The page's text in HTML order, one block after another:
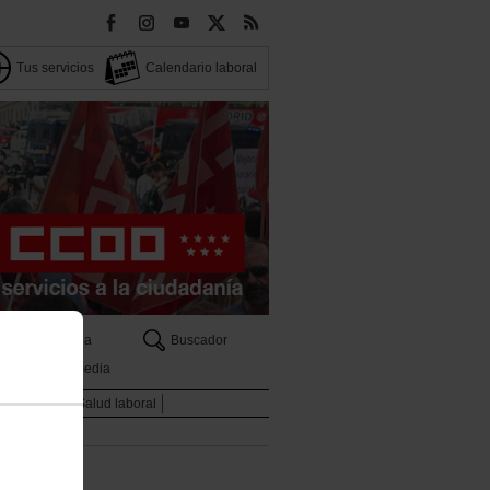
Tus servicios Calendario laboral
Agenda
Buscador
Multimedia
sindicales
Salud laboral